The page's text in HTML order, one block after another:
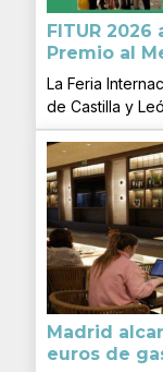
FITUR
Premio al
La Feria
de Castilla y
Madrid
euros de